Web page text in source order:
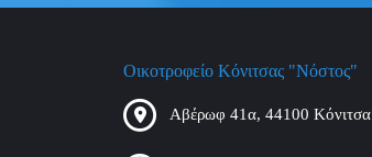
Οικοτροφείο Κόνιτσας "Νόστος"
Αβέρωφ 41α, 44100 Κόνιτσα